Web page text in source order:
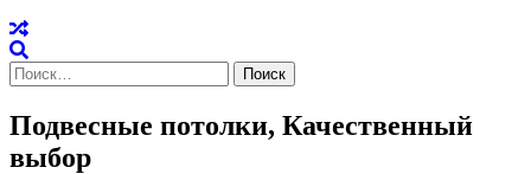
Найти:
Подвесные потолки, Качественный
выбор